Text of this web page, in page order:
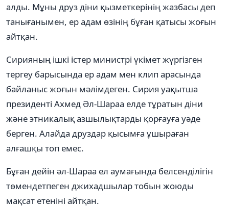
алды. Мұны друз діни қызметкерінің жазбасы деп
танығанымен, ер адам өзінің бұған қатысы жоғын
айтқан.
Сирияның ішкі істер министрі үкімет жүргізген
тергеу барысында ер адам мен клип арасында
байланыс жоғын мәлімдеген. Сирия уақытша
президенті Ахмед Әл-Шараа елде тұратын діни
және этникалық азшылықтарды қорғауға уәде
берген. Алайда друздар қысымға ұшыраған
алғашқы топ емес.
Бұған дейін әл-Шараа ел аумағында белсенділігін
төмендетпеген джихадшылар тобын жоюды
мақсат етеніні айтқан.